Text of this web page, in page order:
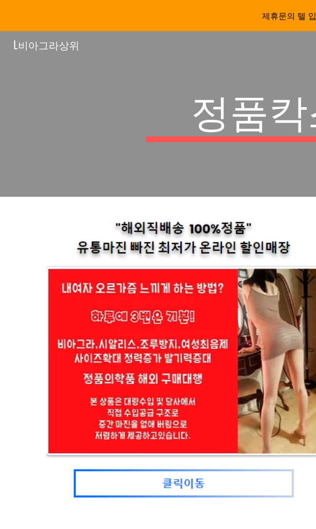
Skip to main content제휴문의 텔
L비아그라상위
정품